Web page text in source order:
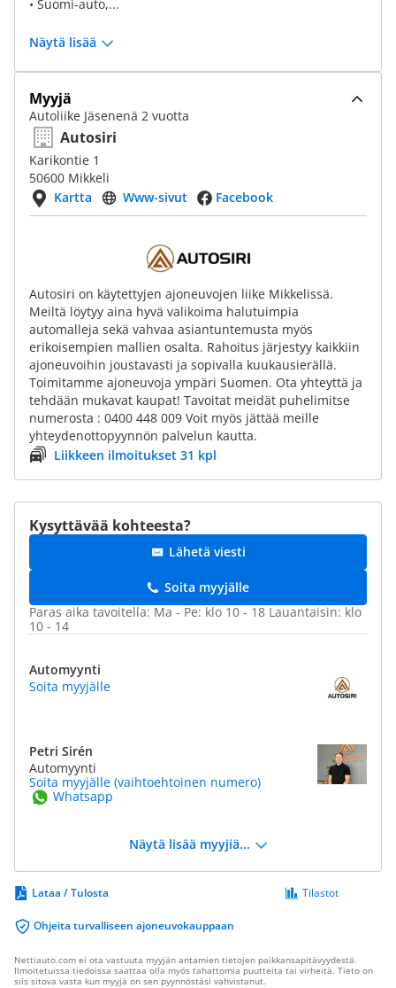
• Suomi-auto,...
Näytä lisää
Myyjä
Autoliike Jäsenenä 2 vuotta
Autosiri
Karikontie 1
50600 Mikkeli
Kartta
Www-sivut Facebook
Autosiri on käytettyjen ajoneuvojen liike Mikkelissä.
Meiltä löytyy aina hyvä valikoima halutuimpia
automalleja sekä vahvaa asiantuntemusta myös
erikoisempien mallien osalta. Rahoitus järjestyy kaikkiin
ajoneuvoihin joustavasti ja sopivalla kuukausierällä.
Toimitamme ajoneuvoja ympäri Suomen. Ota yhteyttä ja
tehdään mukavat kaupat! Tavoitat meidät puhelimitse
numerosta : 0400 448 009 Voit myös jättää meille
yhteydenottopyynnön palvelun kautta.
Liikkeen ilmoitukset 31 kpl
Kysyttävää kohteesta?
Lähetä viesti
Soita myyjälle
Paras aika tavoitella: Ma - Pe: klo 10 - 18 Lauantaisin: klo
10 - 14
Automyynti
Soita myyjälle
Petri Sirén
Automyynti
Soita myyjälle (vaihtoehtoinen numero)
Whatsapp
Näytä lisää myyjiä...
Lataa / Tulosta
Ohjeita turvalliseen ajoneuvokauppaan
Tilastot
Nettiauto.com ei ota vastuuta myyjän antamien tietojen paikkansapitävyydestä.
Ilmoitetuissa tiedoissa saattaa olla myös tahattomia puutteita tai virheitä. Tieto on
siis sitova vasta kun myyjä on sen pyynnöstäsi vahvistanut.